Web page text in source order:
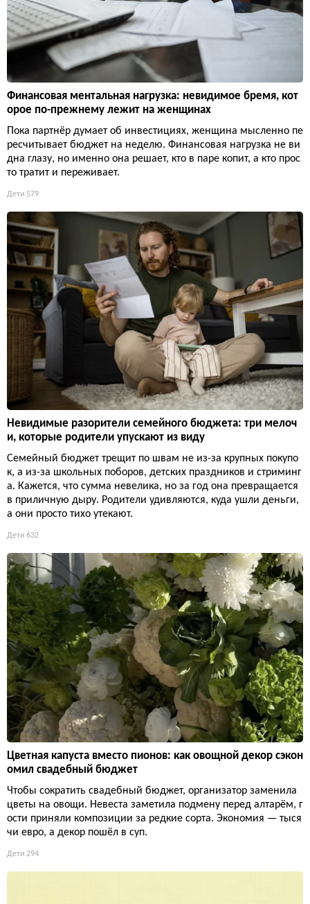
Финансовая ментальная нагрузка: невидимое бремя, кот
орое по-прежнему лежит на женщинах
Пока партнёр думает об инвестициях, женщина мысленно пе
ресчитывает бюджет на неделю. Финансовая нагрузка не ви
дна глазу, но именно она решает, кто в паре копит, а кто прос
то тратит и переживает.
Дети 579
Невидимые разорители семейного бюджета: три мелоч
и, которые родители упускают из виду
Семейный бюджет трещит по швам не из-за крупных покупо
к, а из-за школьных поборов, детских праздников и стриминг
а. Кажется, что сумма невелика, но за год она превращается
в приличную дыру. Родители удивляются, куда ушли деньги,
а они просто тихо утекают.
Дети 632
Цветная капуста вместо пионов: как овощной декор сэкон
омил свадебный бюджет
Чтобы сократить свадебный бюджет, организатор заменила
цветы на овощи. Невеста заметила подмену перед алтарём, г
ости приняли композиции за редкие сорта. Экономия — тыся
чи евро, а декор пошёл в суп.
Дети 294